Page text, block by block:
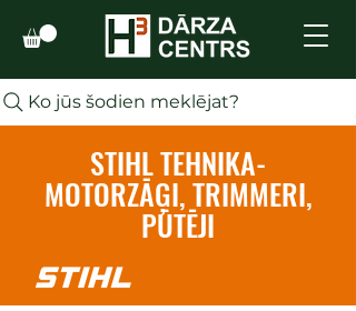
Ko jūs šodien meklējat?
STIHL TEHNIKA-
MOTORZĀĢI, TRIMMERI,
PŪTĒJI